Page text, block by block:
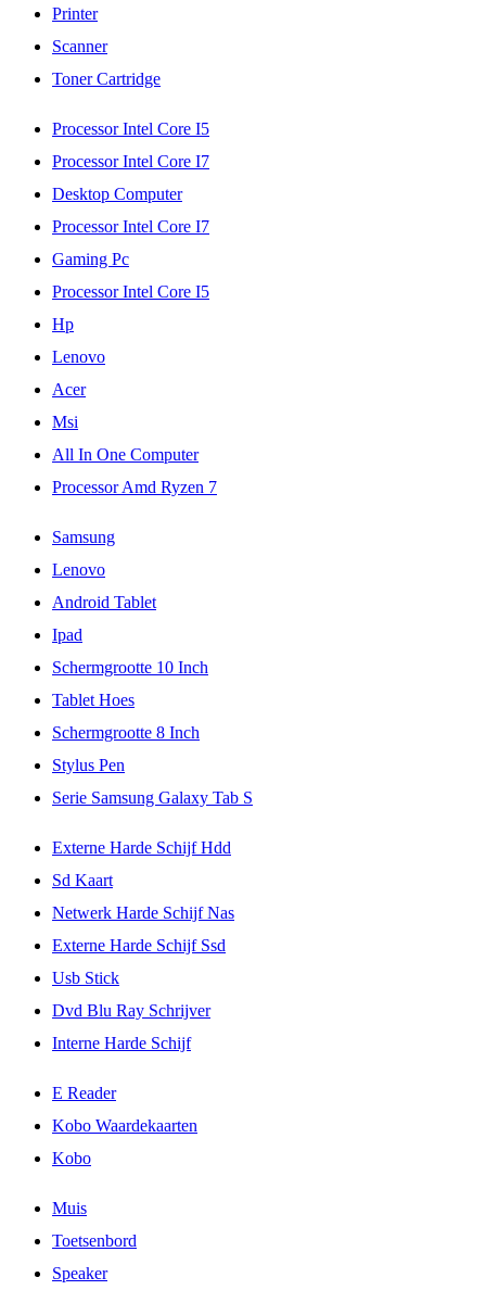
Printer
Scanner
Toner Cartridge
Processor Intel Core I5
Processor Intel Core I7
Desktop Computer
Processor Intel Core I7
Gaming Pc
Processor Intel Core I5
Hp
Lenovo
Acer
Msi
All In One Computer
Processor Amd Ryzen 7
Samsung
Lenovo
Android Tablet
Ipad
Schermgrootte 10 Inch
Tablet Hoes
Schermgrootte 8 Inch
Stylus Pen
Serie Samsung Galaxy Tab S
Externe Harde Schijf Hdd
Sd Kaart
Netwerk Harde Schijf Nas
Externe Harde Schijf Ssd
Usb Stick
Dvd Blu Ray Schrijver
Interne Harde Schijf
E Reader
Kobo Waardekaarten
Kobo
Muis
Toetsenbord
Speaker